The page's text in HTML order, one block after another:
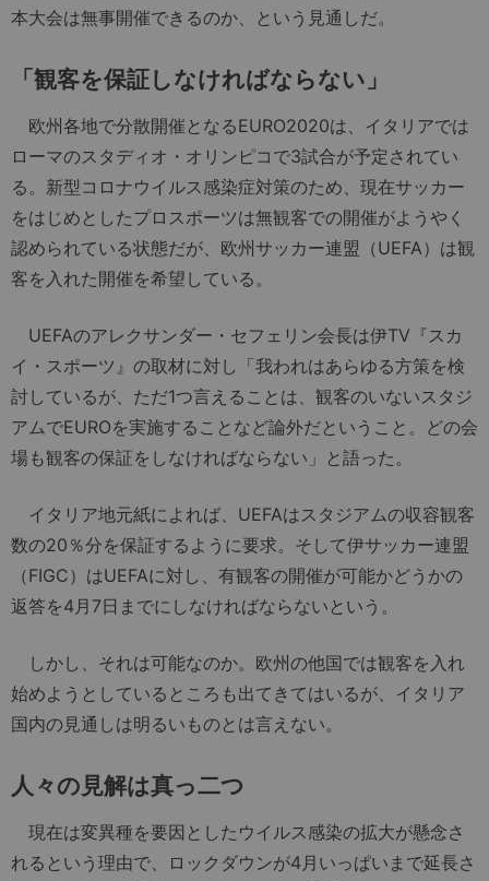
本大会は無事開催できるのか、という見通しだ。
「観客を保証しなければならない」
欧州各地で分散開催となるEURO2020は、イタリアでは
ローマのスタディオ・オリンピコで3試合が予定されてい
る。新型コロナウイルス感染症対策のため、現在サッカー
をはじめとしたプロスポーツは無観客での開催がようやく
認められている状態だが、欧州サッカー連盟（UEFA）は観
客を入れた開催を希望している。
UEFAのアレクサンダー・セフェリン会長は伊TV『スカ
イ・スポーツ』の取材に対し「我われはあらゆる方策を検
討しているが、ただ1つ言えることは、観客のいないスタジ
アムでEUROを実施することなど論外だということ。どの会
場も観客の保証をしなければならない」と語った。
イタリア地元紙によれば、UEFAはスタジアムの収容観客
数の20％分を保証するように要求。そして伊サッカー連盟
（FIGC）はUEFAに対し、有観客の開催が可能かどうかの
返答を4月7日までにしなければならないという。
しかし、それは可能なのか。欧州の他国では観客を入れ
始めようとしているところも出てきてはいるが、イタリア
国内の見通しは明るいものとは言えない。
人々の見解は真っ二つ
現在は変異種を要因としたウイルス感染の拡大が懸念さ
れるという理由で、ロックダウンが4月いっぱいまで延長さ